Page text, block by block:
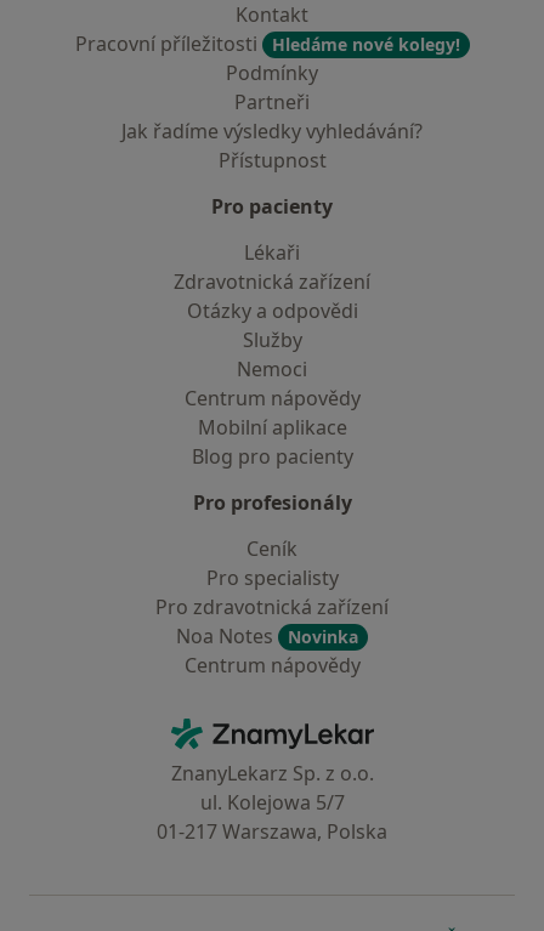
Kontakt
Pracovní příležitosti
Hledáme nové kolegy!
Podmínky
Partneři
Jak řadíme výsledky vyhledávání?
Přístupnost
Pro pacienty
Lékaři
Zdravotnická zařízení
Otázky a odpovědi
Služby
Nemoci
Centrum nápovědy
Mobilní aplikace
Blog pro pacienty
Pro profesionály
Ceník
Pro specialisty
Pro zdravotnická zařízení
Noa Notes
Novinka
Centrum nápovědy
ZnamyLekar - Hlavní stránka
ZnanyLekarz Sp. z o.o.
ul. Kolejowa 5/7
01-217 Warszawa, Polska